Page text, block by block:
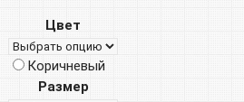
Цвет
Коричневый
Размер